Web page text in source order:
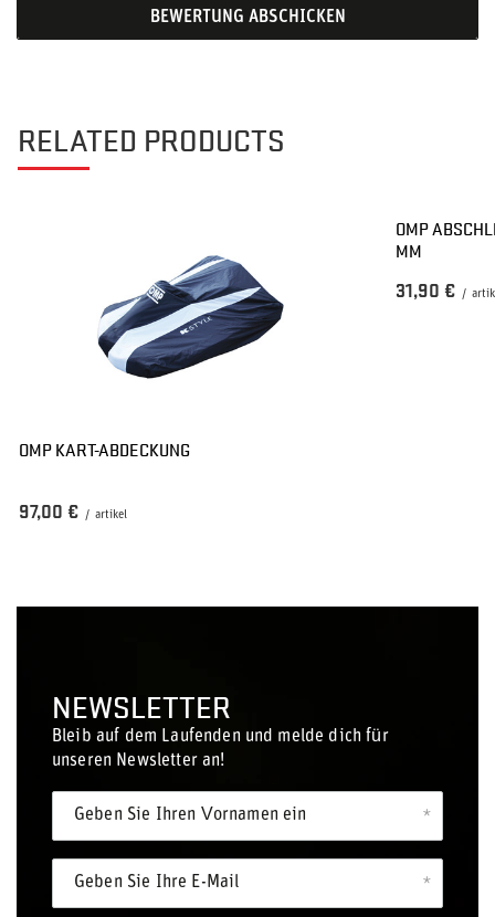
BEWERTUNG ABSCHICKEN
RELATED PRODUCTS
OMP KART-ABDECKUNG
97,00 € / artikel
OMP
MM
31,90 € /
NEWSLETTER
Bleib auf dem Laufenden und melde dich für
unseren Newsletter an!
Geben Sie Ihren Vornamen ein
Geben Sie Ihre E-Mail